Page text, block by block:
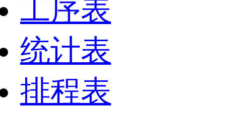
工序表
统计表
排程表